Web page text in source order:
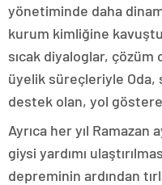
yönetiminde daha
kurum kimliğine
sıcak diyaloglar, çözüm
üyelik süreçleriyle
destek olan, yol
Ayrıca her yıl Ramazan
giysi yardımı
depreminin ardından